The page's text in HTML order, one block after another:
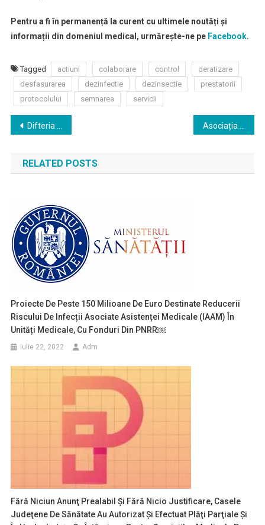
Pentru a fi în permanență la curent cu ultimele noutăți și
informații din domeniul medical, urmărește-ne pe Facebook.
Tagged actiuni colaborare control
deratizare
desfasurarea
dezinfectie dezinsectie
prestatorii
protocolului
semnarea servicii
Navigare
în
articole
Difteria a devenit ameninţare pentru România
RELATED POSTS
Proiecte De Peste 150 Milioane De Euro Destinate Reducerii
Riscului De Infecții Asociate Asistenței Medicale (IAAM) În
Unități Medicale, Cu Fonduri Din PNRR￼
iulie 22, 2022 Adm
Fără Niciun Anunţ Prealabil Şi Fără Nicio Justificare, Casele
Judeţene De Sănătate Au Autorizat Şi Efectuat Plăţi Parţiale Şi